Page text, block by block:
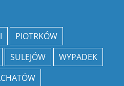
PIOTRKÓW
SULEJÓW
WYPADEK